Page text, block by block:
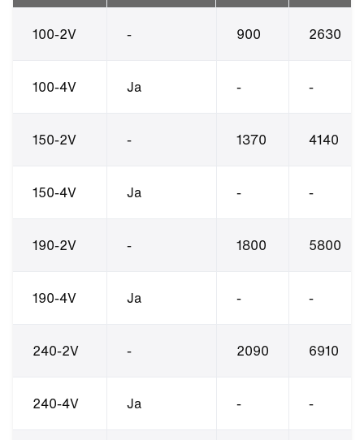
100-2V - 900 2630
100-4V Ja - -
150-2V - 1370 4140
150-4V Ja - -
190-2V - 1800 5800
190-4V Ja - -
240-2V - 2090 6910
240-4V Ja - -